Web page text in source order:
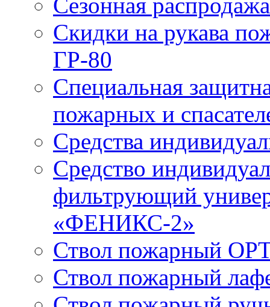
Скидки на рукава
ГР-80
Специальная
пожарных и
Средства
Средство
фильтрующий
«ФЕНИКС-2»
Ствол пожарный
Ствол пожарный